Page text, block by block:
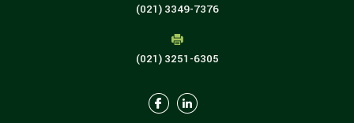
(021) 3349-7376
(021) 3251-6305